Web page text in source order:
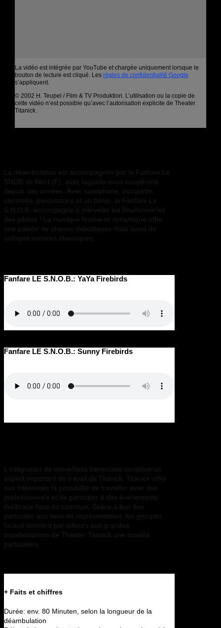
La vidéo est intégrée par YouTube et chargée uniquement lorsque le
bouton de lecture est cliqué. Les règles de confidentialité Google
s’appliquent.
© 2002 H. Teupel / Film & TV Produktion. L’utilisation ou la copie de
cette vidéo n’est possible qu’avec l’autorisation explicite de Theater
Titanick.
La déambulation est accompagnée par la Fanfare Le
SNOB de Niort (F), avec laquelle nous coopérons
depuis des années. Avec saxophone, trompette,
clarinette, percussions et un banjo, la Fanfare Le
S.N.O.B. accompagne à merveille les bouffonneries
des pilotes ! La musique festive et dynamique offre
une palette de phases mélodiques mais aussi de
collages sonores chaotiques.
Fanfare LE S.N.O.B.: YaYa Firebirds
Fanfare LE S.N.O.B.: Sunny Firebirds
L’intégration de comédiens bénévoles constitue un
aspect important du travail de Titanick. Titanick offre
aux intéressés la possibilité de travailler avec des
professionnels et de participer à des événements
théâtraux hors du commun. Grâce à leur lien
particulier aux lieux de représentation, les groupes
locaux donnent par ailleurs aux grandes
manifestations de Theater Titanick une tonalité
particulière.
+ Faits et chiffres
Durée: env. 80 Minuten, selon la longueur de la
déambulation